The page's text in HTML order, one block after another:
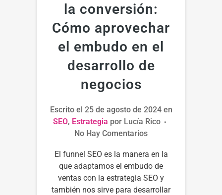
la conversión:
Cómo aprovechar
el embudo en el
desarrollo de
negocios
Escrito el 25 de agosto de 2024en
SEO, Estrategia por Lucía Rico
No Hay Comentarios
El funnel SEO es la manera en la
que adaptamos el embudo de
ventas con la estrategia SEO y
también nos sirve para desarrollar